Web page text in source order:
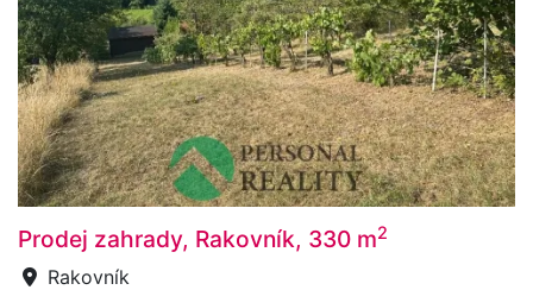
Prodej zahrady, Rakovník, 330 m2
Rakovník